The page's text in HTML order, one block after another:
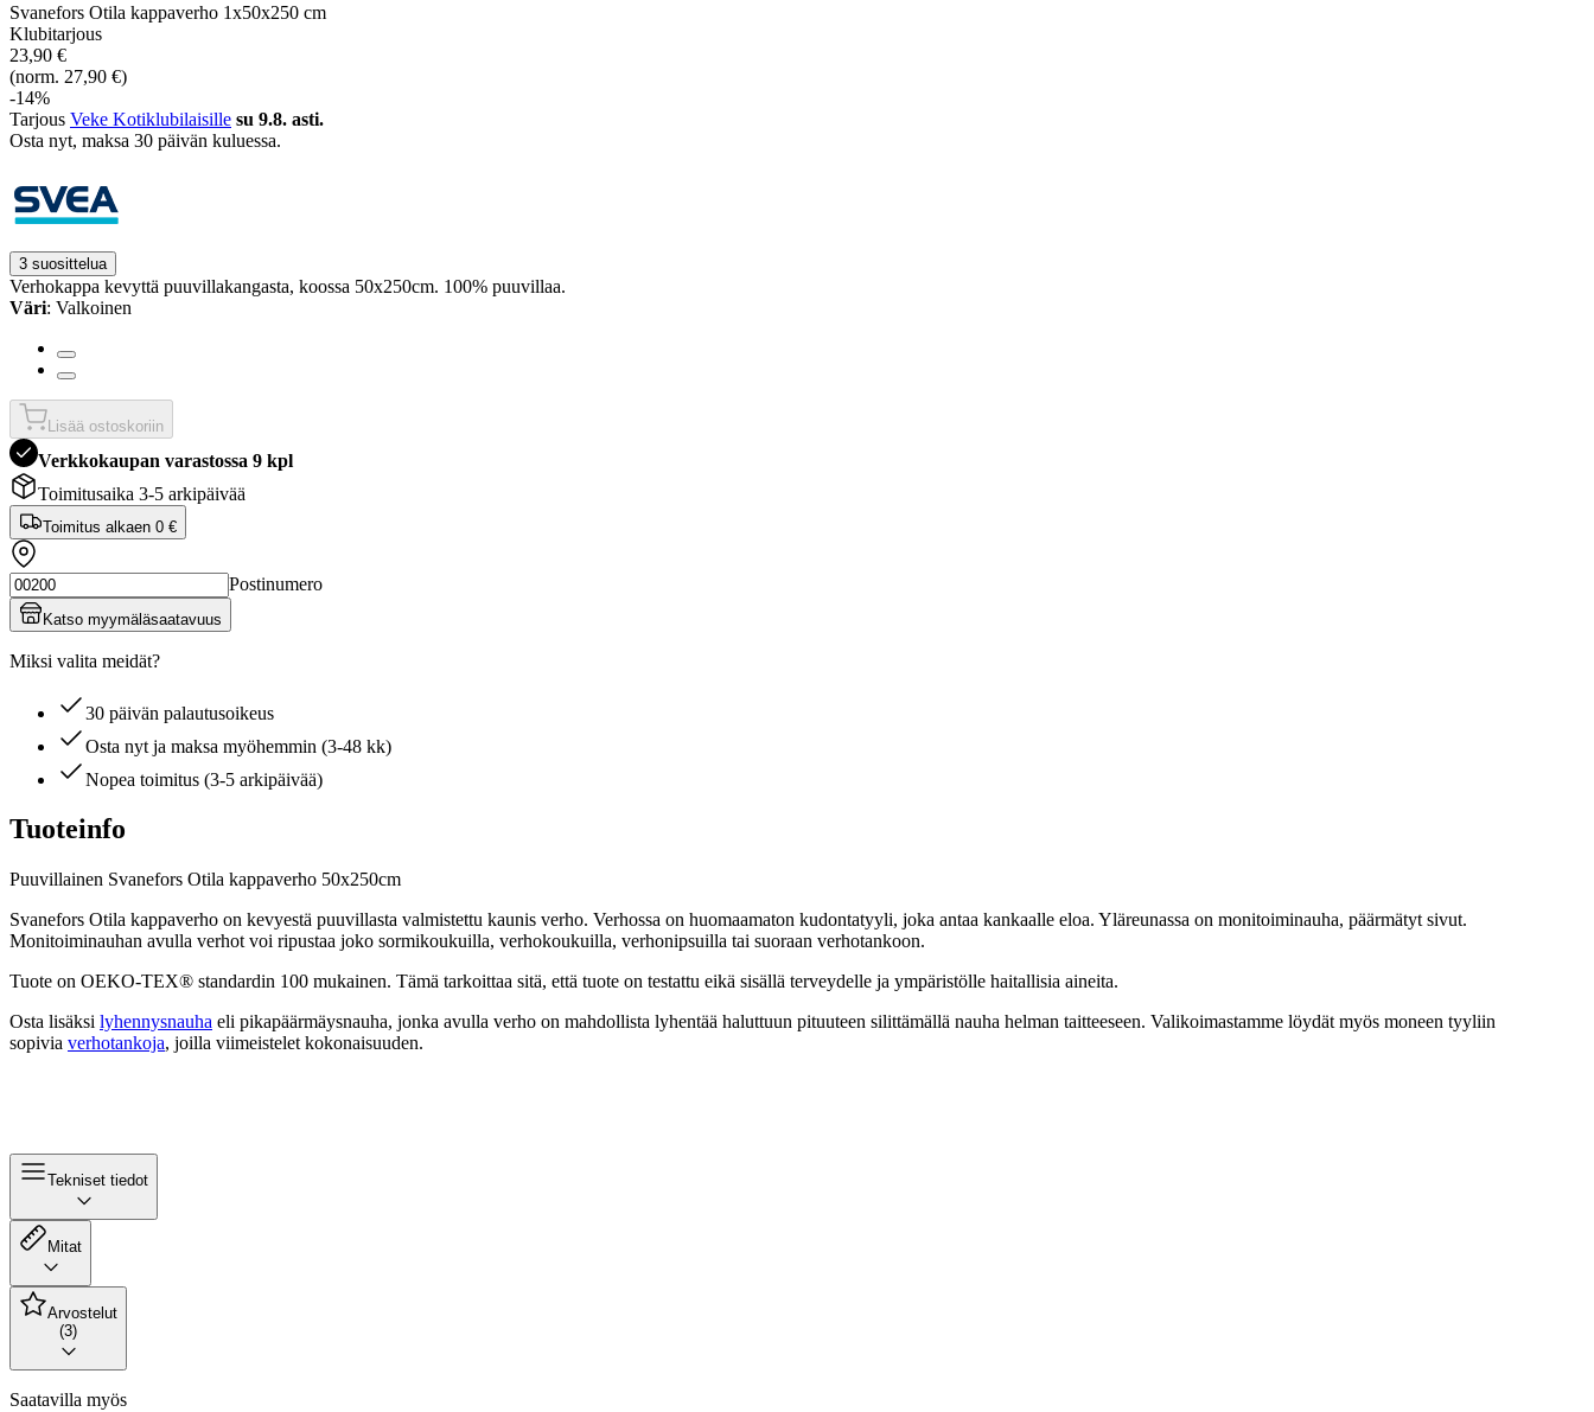
Svanefors Otila kappaverho 1x50x250 cm
Klubitarjous
23,90 €
(norm. 27,90 €)
-14%
Tarjous Veke Kotiklubilaisille su 9.8. asti.
Osta nyt, ­maksa 30 päivän kuluessa.
3 suosittelua
Verhokappa kevyttä puuvillakangasta, koossa 50x250cm. 100% puuvillaa.
Väri: Valkoinen
Lisää ostoskoriin
Verkkokaupan varastossa 9 kpl
Toimitusaika 3-5 arkipäivää
Toimitus alkaen 0 €
Postinumero
Katso myymäläsaatavuus
Miksi valita meidät?
30 päivän palautusoikeus
Osta nyt ja maksa myöhemmin (3-48 kk)
Nopea toimitus (3-5 arkipäivää)
Tuoteinfo
Puuvillainen Svanefors Otila kappaverho 50x250cm
Svanefors Otila kappaverho on kevyestä puuvillasta valmistettu kaunis verho. Verhossa on huomaamaton kudontatyyli, joka antaa kankaalle eloa. Yläreunassa on monitoiminauha, päärmätyt sivut.
Monitoiminauhan avulla verhot voi ripustaa joko sormikoukuilla, verhokoukuilla, verhonipsuilla tai suoraan verhotankoon.
Tuote on OEKO-TEX® standardin 100 mukainen. Tämä tarkoittaa sitä, että tuote on testattu eikä sisällä terveydelle ja ympäristölle haitallisia aineita.
Osta lisäksi lyhennysnauha eli pikapäärmäysnauha, jonka avulla verho on mahdollista lyhentää haluttuun pituuteen silittämällä nauha helman taitteeseen. Valikoimastamme löydät myös moneen tyyliin
sopivia verhotankoja, joilla viimeistelet kokonaisuuden.
Tekniset tiedot
Mitat
Arvostelut
(3)
Saatavilla myös